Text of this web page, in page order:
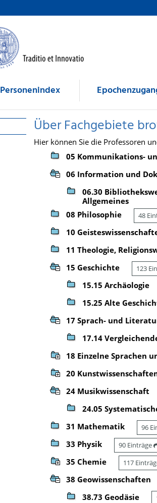
Personenindex
Über Fachgebiete
Hier können Sie die Professoren
05 Kommunikations-
06 Information und
06.30
Allgemeines
08 Philosophie 48
10
11 Theologie,
15 Geschichte 123
15.15 Archäologie
15.25 Alte
17 Sprach- und
17.14
18 Einzelne Sprachen
20
24 Musikwissenschaft
24.05
31 Mathematik 96
33 Physik 90 Einträge
35 Chemie 117
38 Geowissenschaften
38.73 Geodäsie